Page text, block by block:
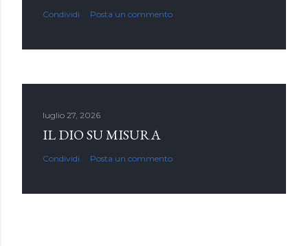
Condividi Posta un commento
luglio 27, 2026
IL DIO SU MISURA
Condividi Posta un commento